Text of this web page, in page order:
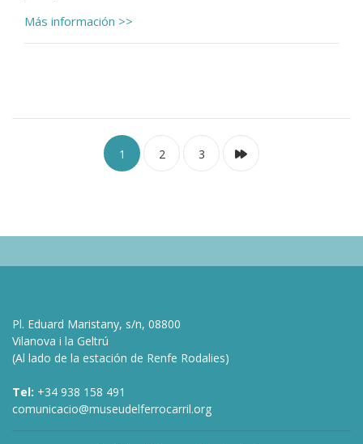
Más información >>
1 2 3
Pl. Eduard Maristany, s/n, 08800
Vilanova i la Geltrú
(Al lado de la estación de Renfe Rodalies)
Tel: +34 938 158 491
comunicacio@museudelferrocarril.org